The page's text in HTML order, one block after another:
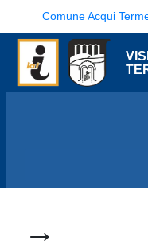
Comune Acqui
→